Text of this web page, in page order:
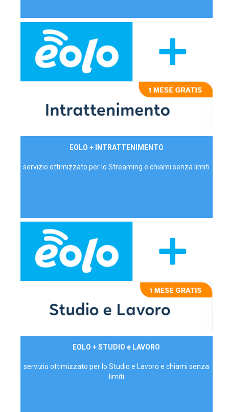
EOLO + INTRATTENIMENTO
servizio ottimizzato per lo Streaming e chiami senza limiti
EOLO + STUDIO e LAVORO
servizio ottimizzato per lo Studio e Lavoro e chiami senza
limiti